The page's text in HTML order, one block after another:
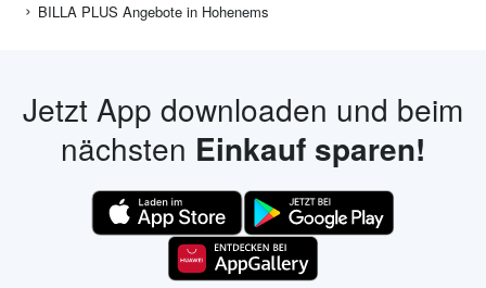
BILLA PLUS Angebote in Hohenems
Jetzt App downloaden und beim
nächsten Einkauf sparen!